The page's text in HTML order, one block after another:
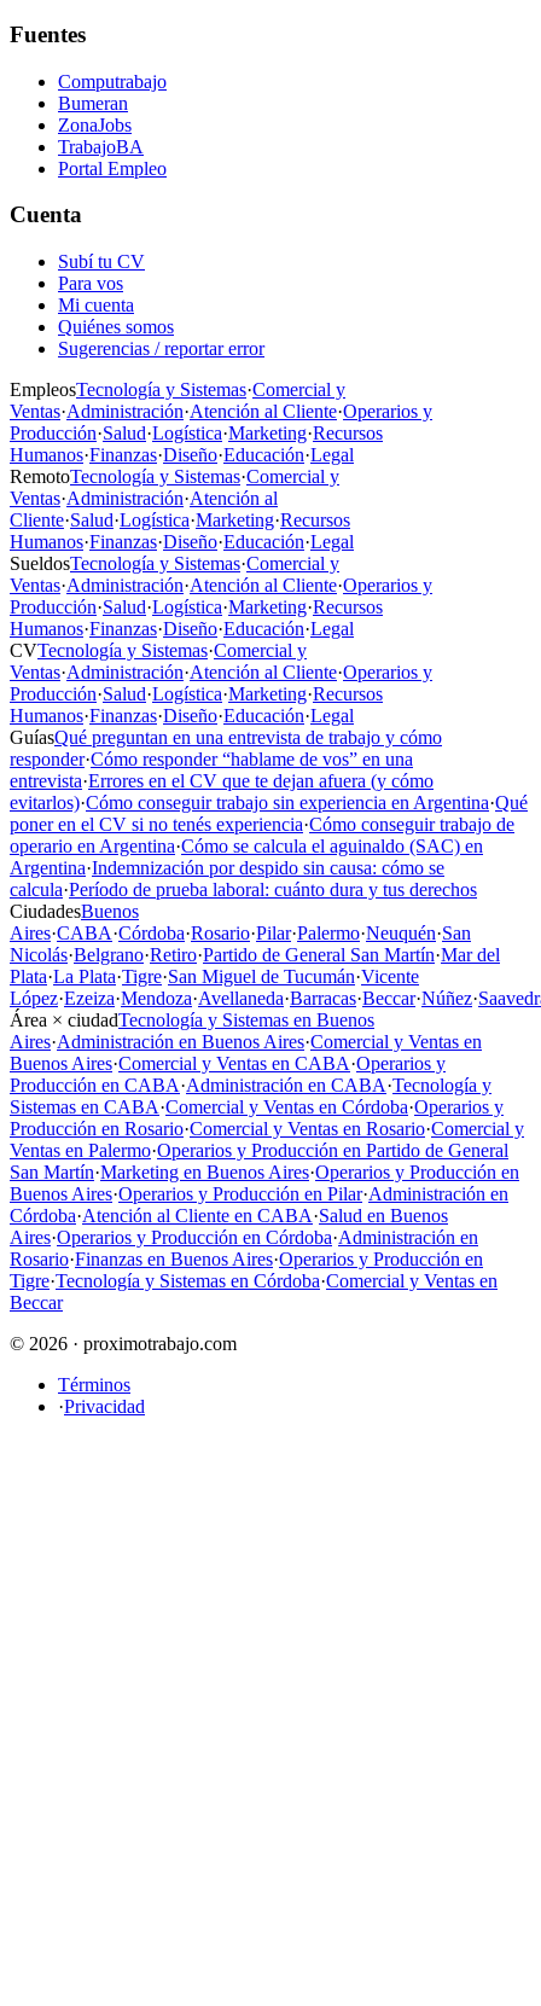
Fuentes
Computrabajo
Bumeran
ZonaJobs
TrabajoBA
Portal Empleo
Cuenta
Subí tu CV
Para vos
Mi cuenta
Quiénes somos
Sugerencias / reportar error
EmpleosTecnología y Sistemas·Comercial y
Ventas·Administración·Atención al Cliente·Operarios y
Producción·Salud·Logística·Marketing·Recursos
Humanos·Finanzas·Diseño·Educación·Legal
RemotoTecnología y Sistemas·Comercial y
Ventas·Administración·Atención al
Cliente·Salud·Logística·Marketing·Recursos
Humanos·Finanzas·Diseño·Educación·Legal
SueldosTecnología y Sistemas·Comercial y
Ventas·Administración·Atención al Cliente·Operarios y
Producción·Salud·Logística·Marketing·Recursos
Humanos·Finanzas·Diseño·Educación·Legal
CVTecnología y Sistemas·Comercial y
Ventas·Administración·Atención al Cliente·Operarios y
Producción·Salud·Logística·Marketing·Recursos
Humanos·Finanzas·Diseño·Educación·Legal
GuíasQué preguntan en una entrevista de trabajo y cómo
responder·Cómo responder “hablame de vos” en una
entrevista·Errores en el CV que te dejan afuera (y cómo
evitarlos)·Cómo conseguir trabajo sin experiencia en Argentina·Qué
poner en el CV si no tenés experiencia·Cómo conseguir trabajo de
operario en Argentina·Cómo se calcula el aguinaldo (SAC) en
Argentina·Indemnización por despido sin causa: cómo se
calcula·Período de prueba laboral: cuánto dura y tus derechos
CiudadesBuenos
Aires·CABA·Córdoba·Rosario·Pilar·Palermo·Neuquén·San
Nicolás·Belgrano·Retiro·Partido de General San Martín·Mar del
Plata·La Plata·Tigre·San Miguel de Tucumán·Vicente
López·Ezeiza·Mendoza·Avellaneda·Barracas·Beccar·Núñez·
Área × ciudadTecnología y Sistemas en Buenos
Aires·Administración en Buenos Aires·Comercial y Ventas en
Buenos Aires·Comercial y Ventas en CABA·Operarios y
Producción en CABA·Administración en CABA·Tecnología y
Sistemas en CABA·Comercial y Ventas en Córdoba·Operarios y
Producción en Rosario·Comercial y Ventas en Rosario·Comercial y
Ventas en Palermo·Operarios y Producción en Partido de General
San Martín·Marketing en Buenos Aires·Operarios y Producción en
Buenos Aires·Operarios y Producción en Pilar·Administración en
Córdoba·Atención al Cliente en CABA·Salud en Buenos
Aires·Operarios y Producción en Córdoba·Administración en
Rosario·Finanzas en Buenos Aires·Operarios y Producción en
Tigre·Tecnología y Sistemas en Córdoba·Comercial y Ventas en
Beccar
© 2026 · proximotrabajo.com
Términos
·Privacidad